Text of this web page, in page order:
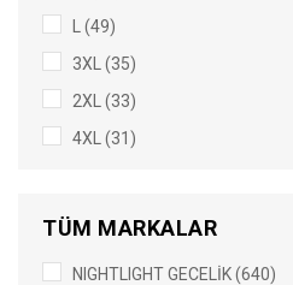
L (49)
3XL (35)
2XL (33)
4XL (31)
TÜM MARKALAR
NIGHTLIGHT GECELİK (640)